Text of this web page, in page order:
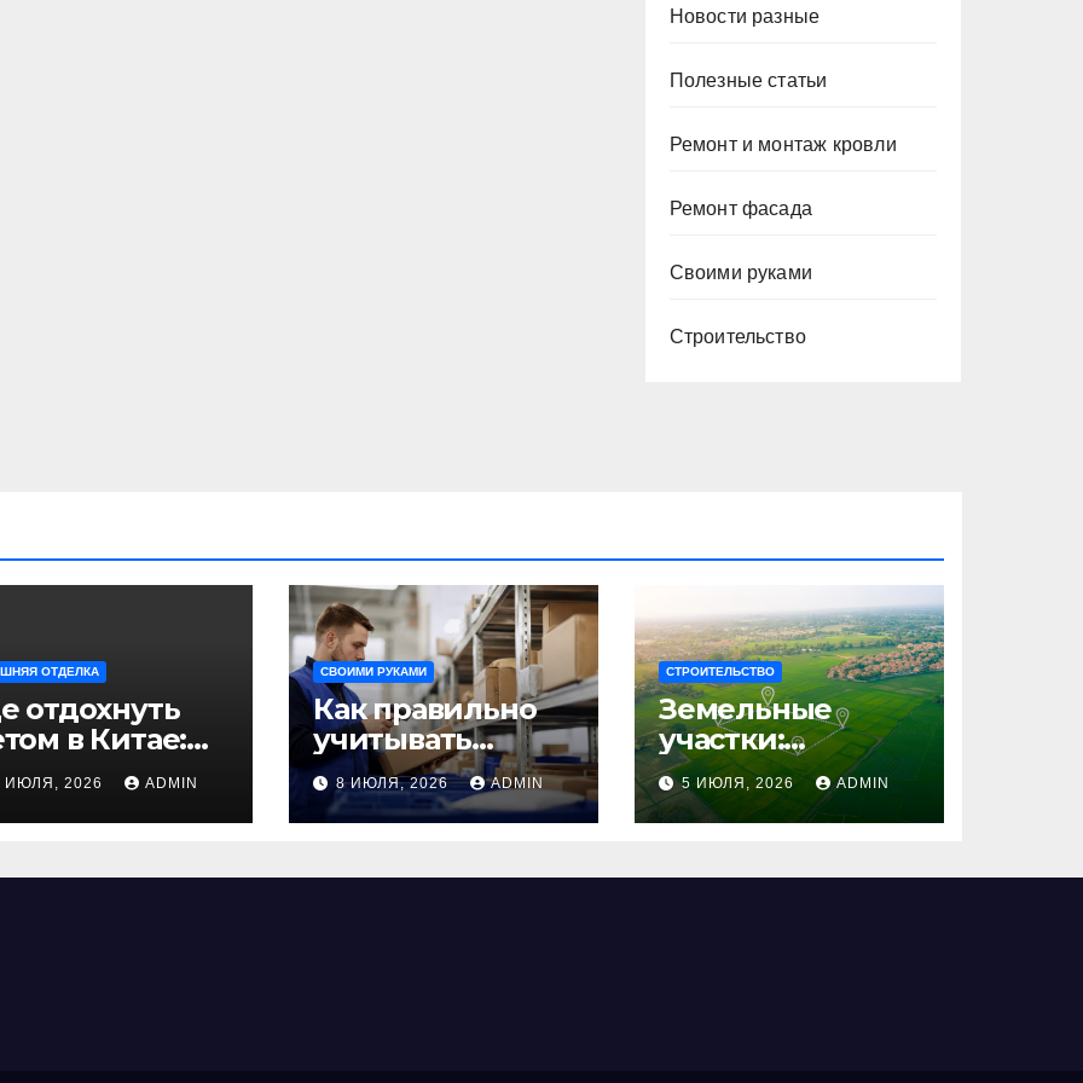
Новости разные
Полезные статьи
Ремонт и монтаж кровли
Ремонт фасада
Своими руками
Строительство
ОТДЕЛКА
отдохнуть
в Китае:
ИЮЛЯ, 2026 ADMIN
СВОИМИ РУКАМИ
Как правильно
учитывать
рабочее время
сотрудников:
советы для
8 ИЮЛЯ, 2026 ADMIN
СТРОИТЕЛЬСТВО
Земельные
участки:
правовые
аспекты, виды и
возможности
5 ИЮЛЯ, 2026 ADMIN